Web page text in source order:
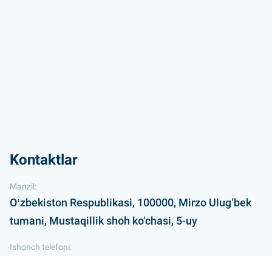
Kontaktlar
Manzil:
Oʻzbekiston Respublikasi, 100000, Mirzo Ulug‘bek
tumani, Mustaqillik shoh ko‘chasi, 5-uy
Ishonch telefoni: